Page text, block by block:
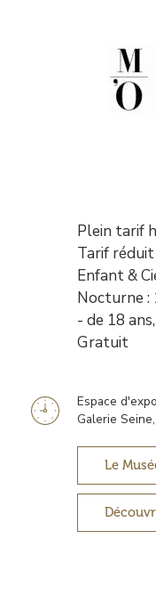
Plein tarif
Tarif
Enfant &
Nocturne :
- de 18
Gratuit
Information
horaires
Espace
Galerie
Le